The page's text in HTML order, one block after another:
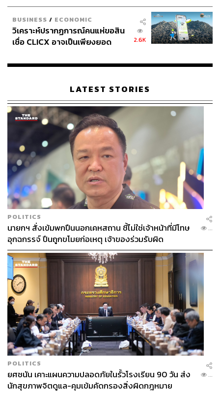
BUSINESS / ECONOMIC
วิเคราะห์ปรากฏการณ์คนแห่ขอสิน
เชื่อ CLICX อาจเป็นเพียงยอด
เรือนไทยที่ถูกซุกไว้
2.6K
LATEST STORIES
POLITICS
นายกฯ สั่งเข้มพกปืนนอกเคหสถาน ชี้ไม่ใช่เจ้าหน้าที่มีโทษ
อุกฉกรรจ์ ปืนถูกขโมยก่อเหตุ เจ้าของร่วมรับผิด
...
POLITICS
ยศชนัน เคาะแผนความปลอดภัยในรั้วโรงเรียน 90 วัน ส่ง
นักสุขภาพจิตดูแล-คุมเข้มคัดกรองสิ่งผิดกฎหมาย
...